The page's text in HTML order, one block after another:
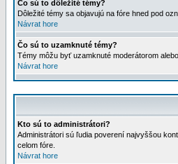
Čo sú to dôležité témy?
Dôležité témy sa objavujú na fóre hned pod
Návrat hore
Čo sú to uzamknuté témy?
Témy môžu byť uzamknuté moderátorom
Návrat hore
Kto sú to administrátori?
Administrátori sú ľudia poverení najvyššou
celom fóre.
Návrat hore